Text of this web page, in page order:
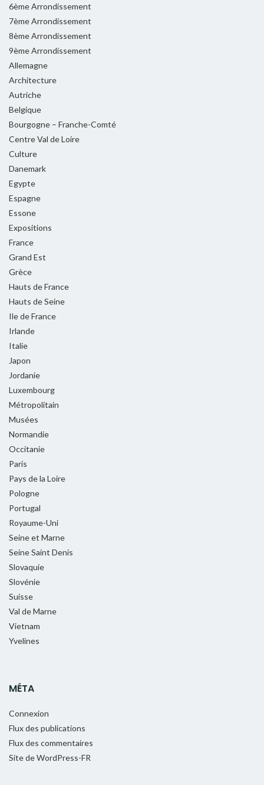
6ème Arrondissement
7ème Arrondissement
8ème Arrondissement
9ème Arrondissement
Allemagne
Architecture
Autriche
Belgique
Bourgogne – Franche-Comté
Centre Val de Loire
Culture
Danemark
Egypte
Espagne
Essone
Expositions
France
Grand Est
Grèce
Hauts de France
Hauts de Seine
Ile de France
Irlande
Italie
Japon
Jordanie
Luxembourg
Métropolitain
Musées
Normandie
Occitanie
Paris
Pays de la Loire
Pologne
Portugal
Royaume-Uni
Seine et Marne
Seine Saint Denis
Slovaquie
Slovénie
Suisse
Val de Marne
Vietnam
Yvelines
MÉTA
Connexion
Flux des publications
Flux des commentaires
Site de WordPress-FR